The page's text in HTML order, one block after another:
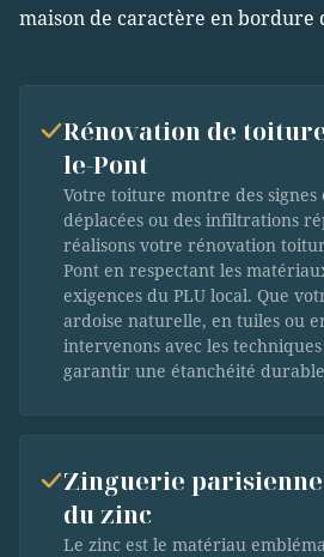
maison de caractère en bordure
Rénovation de
le-Pont
Votre toiture montre des signes
déplacées ou des infiltrations
réalisons votre rénovation
Pont en respectant les
exigences du PLU local. Que
ardoise naturelle, en tuiles ou
intervenons avec les
garantir une étanchéité
Zinguerie
du zinc
Le zinc est le matériau